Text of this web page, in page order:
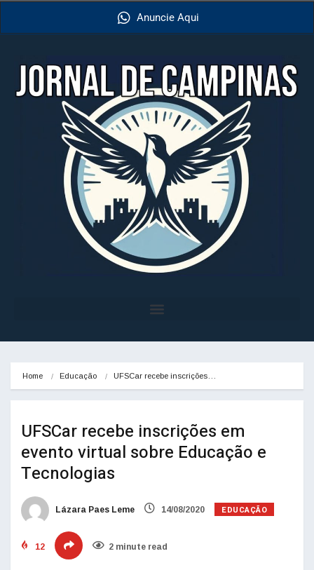
Anuncie Aqui
Home Educação UFSCar recebe inscrições…
UFSCar recebe inscrições em
evento virtual sobre Educação e
Tecnologias
Lázara Paes Leme 14/08/2020 EDUCAÇÃO
12 2 minute read